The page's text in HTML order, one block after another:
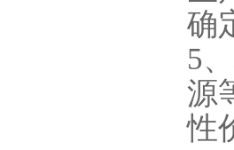
确
5
源
性